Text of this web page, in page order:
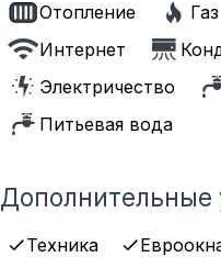
Отопление Газ
Интернет
Электричество
Питьевая вода
Дополнительные
Техника